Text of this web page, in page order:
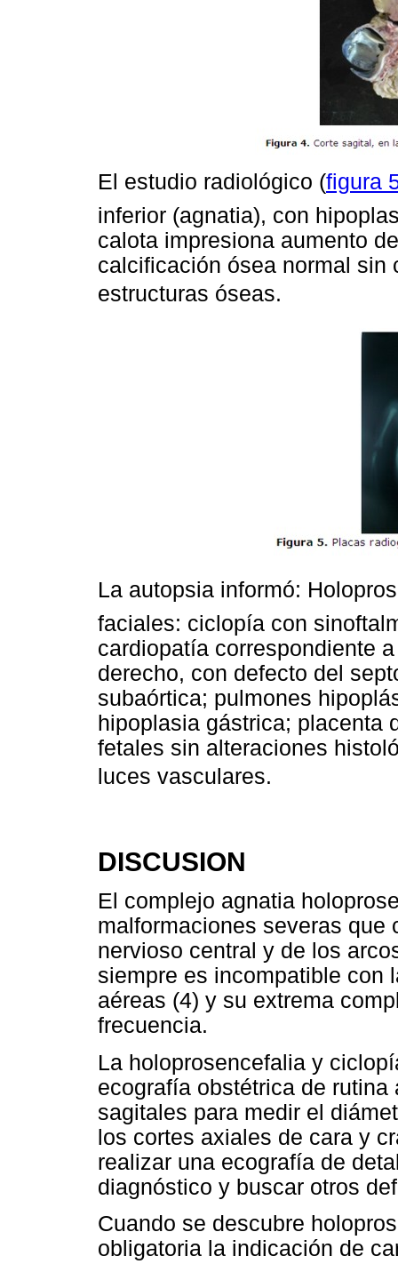
El estudio radiológico (figura
inferior (agnatia), con
calota impresiona aumento
calcificación ósea normal sin
estructuras óseas.
La autopsia informó:
faciales: ciclopía con
cardiopatía correspondiente
derecho, con defecto del
subaórtica; pulmones
hipoplasia gástrica; placenta
fetales sin alteraciones
luces vasculares.
DISCUSION
El complejo agnatia
malformaciones severas que
nervioso central y de los
siempre es incompatible con
aéreas (4) y su extrema
frecuencia.
La holoprosencefalia y
ecografía obstétrica de
sagitales para medir el
los cortes axiales de cara y
realizar una ecografía de
diagnóstico y buscar otros
Cuando se descubre
obligatoria la indicación de